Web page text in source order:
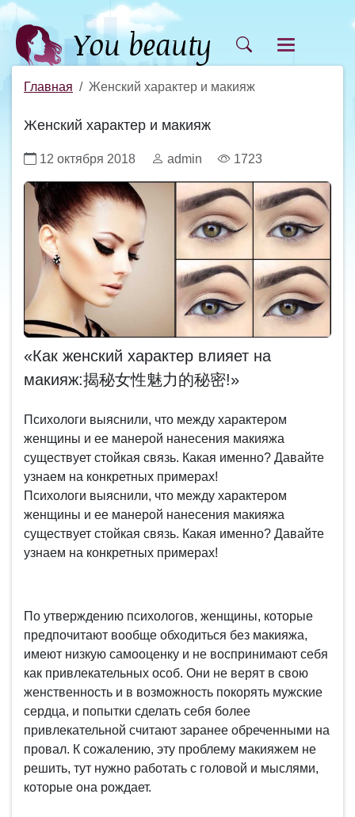
Главная Женский характер и макияж
Женский характер и макияж
12 октября 2018 admin 1723
«Как женский характер влияет на
макияж:揭秘女性魅力的秘密!»
Психологи выяснили, что между характером
женщины и ее манерой нанесения макияжа
существует стойкая связь. Какая именно? Давайте
узнаем на конкретных примерах!
Психологи выяснили, что между характером
женщины и ее манерой нанесения макияжа
существует стойкая связь. Какая именно? Давайте
узнаем на конкретных примерах!
По утверждению психологов, женщины, которые
предпочитают вообще обходиться без макияжа,
имеют низкую самооценку и не воспринимают себя
как привлекательных особ. Они не верят в свою
женственность и в возможность покорять мужские
сердца, и попытки сделать себя более
привлекательной считают заранее обреченными на
провал. К сожалению, эту проблему макияжем не
решить, тут нужно работать с головой и мыслями,
которые она рождает.